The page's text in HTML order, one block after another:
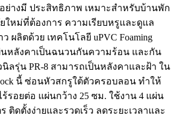
ย่างมี ประสิทธิภาพ เหมาะสำหรับบ้านพัก
ใหม่ที่ต้องการ ความเรียบหรูและดูแล
ผลิตด้วย เทคโนโลยี uPVC Foaming
นหลังคาเป็นฉนวนกันความร้อน และกัน
นิลรุ่น PR-8 สามารถเป็นหลังคาและฝ้า ใน
นี้ ซ่อนหัวสกรูใต้ตัวครอบลอน ทำให้
ร้รอยต่อ แผ่นกว้าง 25 ซม. ใช้งาน 4 แผ่น
ติดตั้งง่ายและรวดเร็ว ลดระยะเวลาและ